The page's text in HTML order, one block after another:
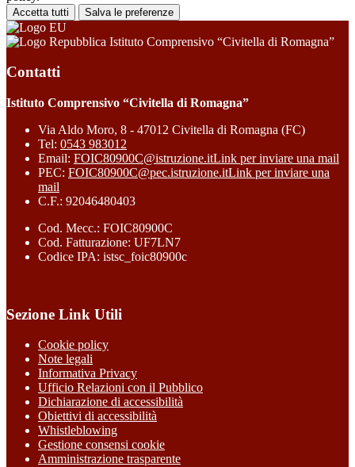
Accetta tutti Salva le preferenze
Istituto Comprensivo “Civitella di Romagna”
Contatti
Istituto Comprensivo “Civitella di Romagna”
Via Aldo Moro, 8 - 47012 Civitella di Romagna (FC)
Tel: 0543 983012
Email: FOIC80900C@istruzione.itLink per inviare una mail
PEC: FOIC80900C@pec.istruzione.itLink per inviare una
mail
C.F.: 92046480403
Cod. Mecc.: FOIC80900C
Cod. Fatturazione: UF7LN7
Codice IPA: istsc_foic80900c
Sezione Link Utili
Cookie policy
Note legali
Informativa Privacy
Ufficio Relazioni con il Pubblico
Dichiarazione di accessibilità
Obiettivi di accessibilità
Whistleblowing
Gestione consensi cookie
Amministrazione trasparente